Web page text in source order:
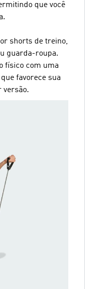
que você
shorts de treino,
guarda-roupa.
físico com uma
favorece sua
versão.